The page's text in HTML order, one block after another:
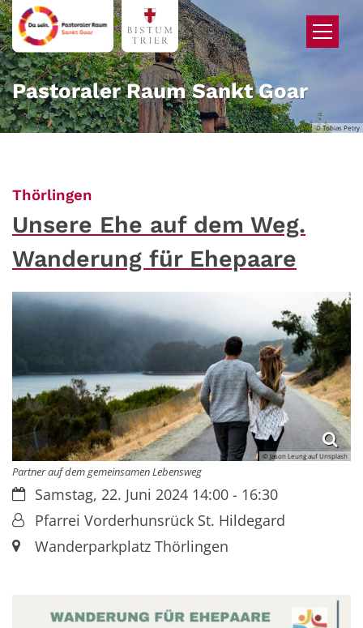
Zum Inhalt springen
© Tobias Petry
Pastoraler Raum Sankt Goar
Thörlingen
Unsere Ehe auf dem Weg.
Wanderung für Ehepaare
© Jason Leung auf Unsplash
Partner auf dem gemeinsamen Lebensweg
Datum:Samstag, 22. Juni 2024 14:00 - 16:30
Von:Pfarrei Vorderhunsrück St. Hildegard
Ort:Wanderparkplatz Thörlingen